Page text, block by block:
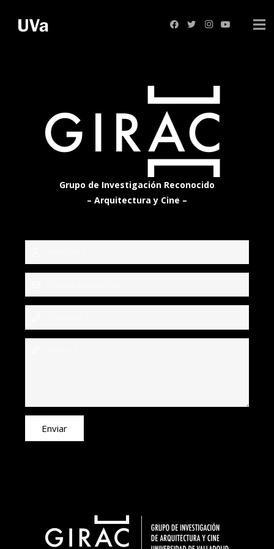
Grupo de Investigación Reconocido
– Arquitectura y Cine –
Enviar